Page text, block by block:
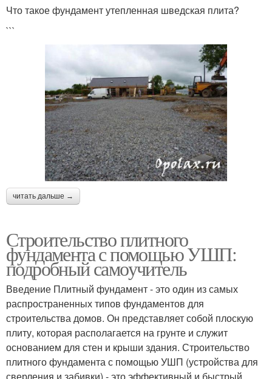
Что такое фундамент утепленная шведская плита?
```
читать дальше →
Строительство плитного
фундамента с помощью УШП:
подробный самоучитель
Введение Плитный фундамент - это один из самых
распространенных типов фундаментов для
строительства домов. Он представляет собой плоскую
плиту, которая располагается на грунте и служит
основанием для стен и крыши здания. Строительство
плитного фундамента с помощью УШП (устройства для
сверления и забивки) - это эффективный и быстрый